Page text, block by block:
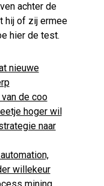
achter de
hij of zij ermee
hier de test.
nieuwe
de coo
hoger wil
naar
willekeur